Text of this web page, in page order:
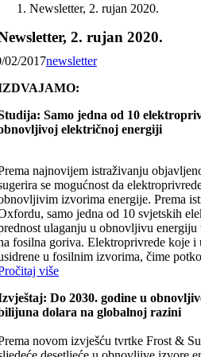
Newsletter, 2. rujan 2020.
2. rujan 2020.
02/2017newsletter
Samo jedna od 10
električnoj energiji
najnovijem istraživanju
se mogućnost da
izvorima energije. Prema
samo jedna od 10 svjetskih
ulaganju u obnovljivu energiju
fosilna goriva. Elektroprivrede koje i
u fosilnim izvorima, čime
više
Do 2030. godine u
dolara na globalnoj razini
novom izvješću tvrtke Frost &